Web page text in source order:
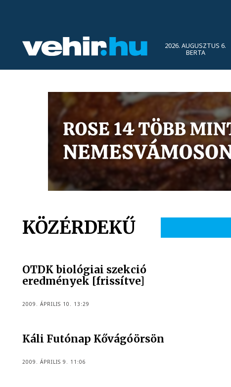
2026. AUGUSZTUS 6.
BERTA
KÖZÉRDEKŰ
OTDK biológiai szekció
eredmények [frissítve]
2009. ÁPRILIS 10. 13:29
Káli Futónap Kővágóörsön
2009. ÁPRILIS 9. 11:06